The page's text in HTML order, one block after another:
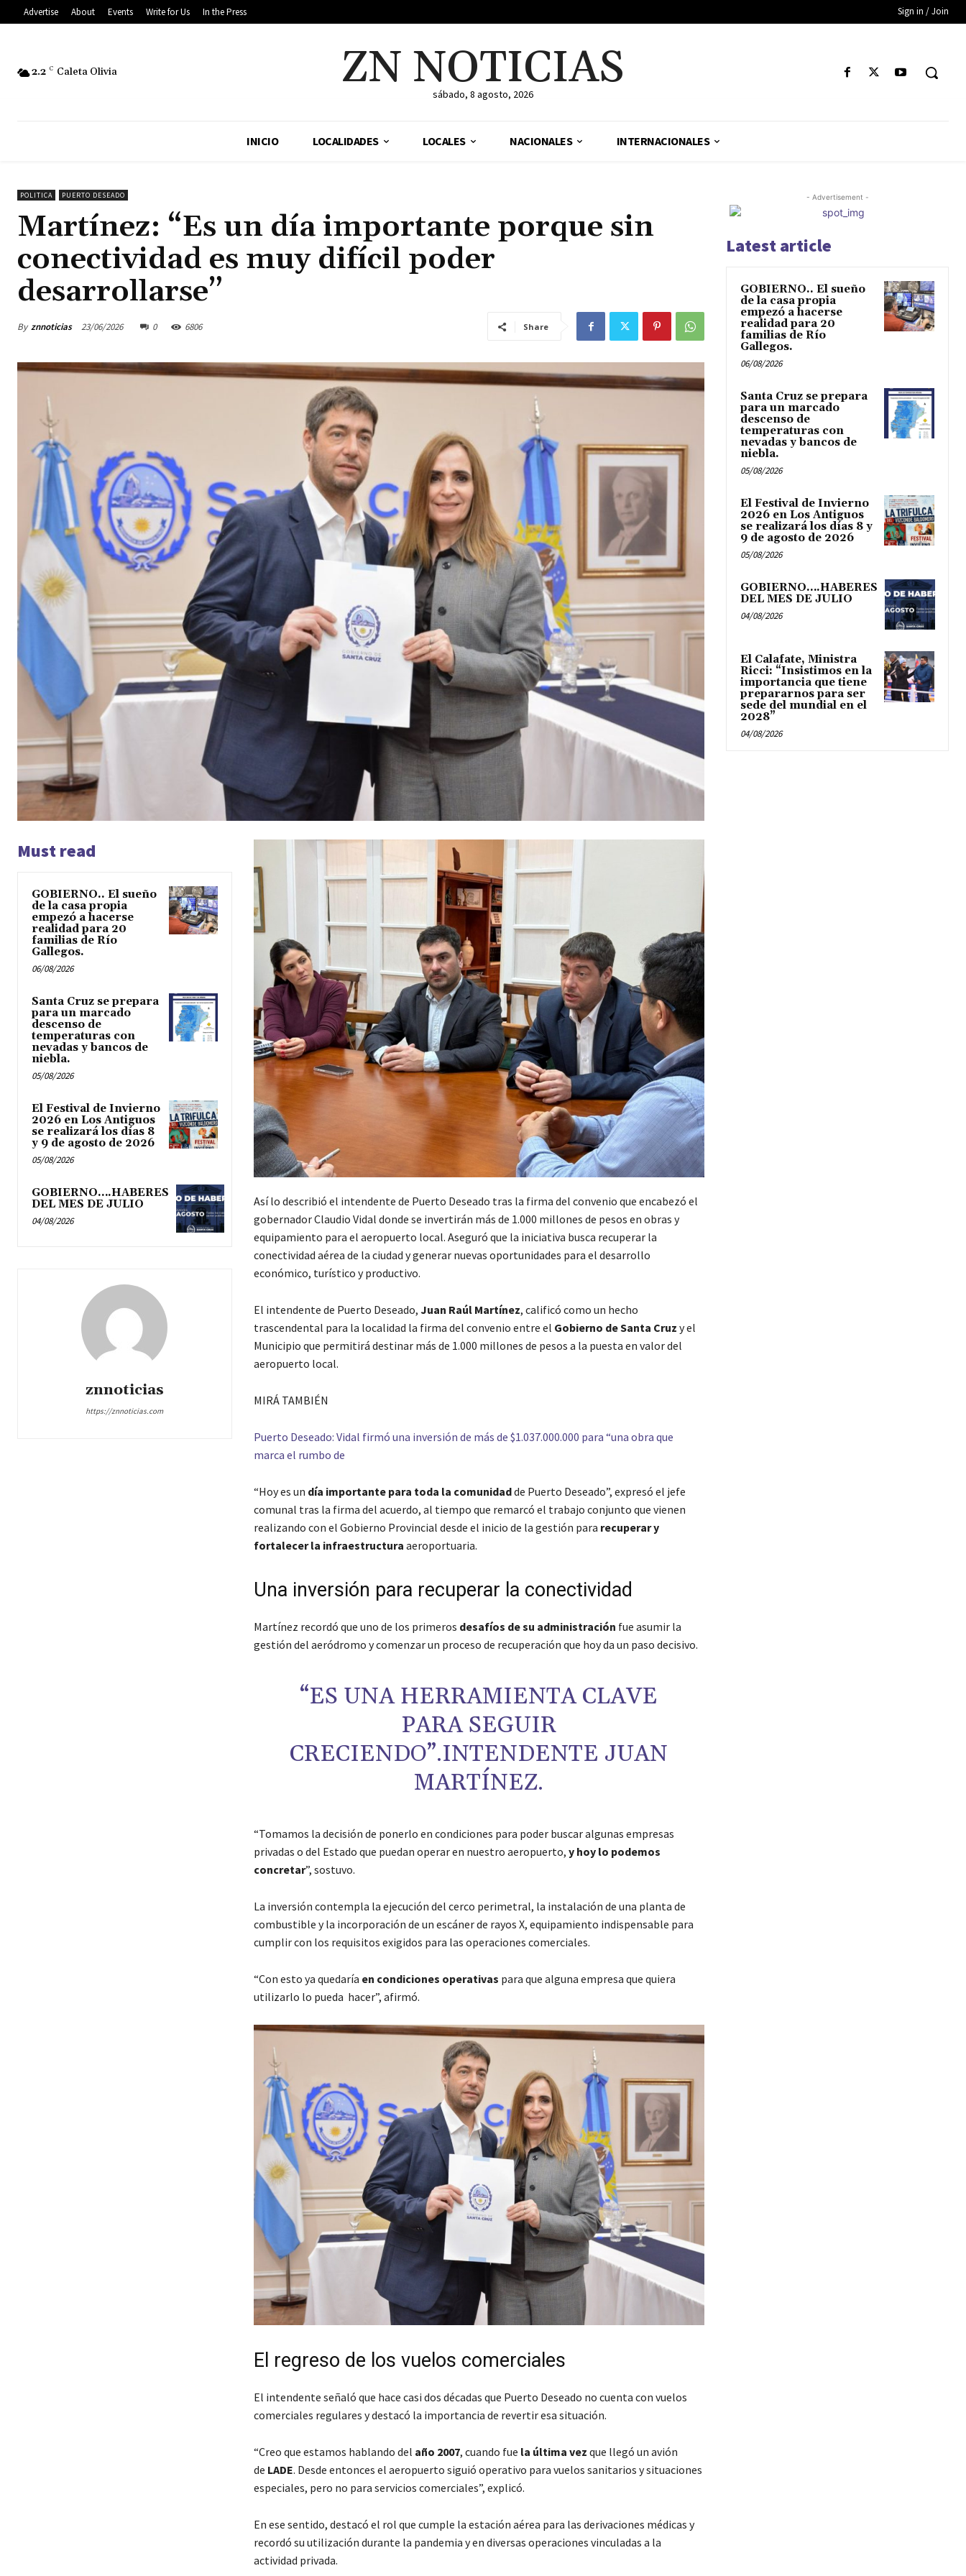
Advertise About Events Write for Us In the Press Sign in / Join
2.2 C Caleta Olivia ZN NOTICIAS
sábado, 8 agosto, 2026
INICIO LOCALIDADES LOCALES NACIONALES INTERNACIONALES
POLITICA PUERTO DESEADO
Martínez: “Es un día importante porque sin
conectividad es muy difícil poder
desarrollarse”
By znnoticias 23/06/2026 0 6806 Share
Must read
GOBIERNO.. El sueño
de la casa propia
empezó a hacerse
realidad para 20
familias de Río
Gallegos.
06/08/2026
Santa Cruz se prepara
para un marcado
descenso de
temperaturas con
nevadas y bancos de
niebla.
05/08/2026
El Festival de Invierno
2026 en Los Antiguos
se realizará los días 8
y 9 de agosto de 2026
05/08/2026
GOBIERNO….HABERES
DEL MES DE JULIO
04/08/2026
znnoticias
https://znnoticias.com
Así lo describió el intendente de Puerto Deseado tras la firma del convenio que encabezó el
gobernador Claudio Vidal donde se invertirán más de 1.000 millones de pesos en obras y
equipamiento para el aeropuerto local. Aseguró que la iniciativa busca recuperar la
conectividad aérea de la ciudad y generar nuevas oportunidades para el desarrollo
económico, turístico y productivo.
El intendente de Puerto Deseado, Juan Raúl Martínez, calificó como un hecho
trascendental para la localidad la firma del convenio entre el Gobierno de Santa Cruz y el
Municipio que permitirá destinar más de 1.000 millones de pesos a la puesta en valor del
aeropuerto local.
MIRÁ TAMBIÉN
Puerto Deseado: Vidal firmó una inversión de más de $1.037.000.000 para “una obra que
marca el rumbo de
“Hoy es un día importante para toda la comunidadde Puerto Deseado”, expresó el jefe
comunal tras la firma del acuerdo, al tiempo que remarcó el trabajo conjunto que vienen
realizando con el Gobierno Provincial desde el inicio de la gestión para recuperar y
fortalecer la infraestructura aeroportuaria.
Una inversión para recuperar la conectividad
Martínez recordó que uno de los primeros desafíos de su administración fue asumir la
gestión del aeródromo y comenzar un proceso de recuperación que hoy da un paso decisivo.
“ES UNA HERRAMIENTA CLAVE
PARA SEGUIR
CRECIENDO”.INTENDENTE JUAN
MARTÍNEZ.
“Tomamos la decisión de ponerlo en condiciones para poder buscar algunas empresas
privadas o del Estado que puedan operar en nuestro aeropuerto, y hoy lo podemos
concretar”, sostuvo.
La inversión contempla la ejecución del cerco perimetral, la instalación de una planta de
combustible y la incorporación de un escáner de rayos X, equipamiento indispensable para
cumplir con los requisitos exigidos para las operaciones comerciales.
“Con esto ya quedaría en condiciones operativas para que alguna empresa que quiera
utilizarlo lo pueda hacer”, afirmó.
El regreso de los vuelos comerciales
El intendente señaló que hace casi dos décadas que Puerto Deseado no cuenta con vuelos
comerciales regulares y destacó la importancia de revertir esa situación.
“Creo que estamos hablando del año 2007, cuando fue la última vez que llegó un avión
de LADE. Desde entonces el aeropuerto siguió operativo para vuelos sanitarios y situaciones
especiales, pero no para servicios comerciales”, explicó.
En ese sentido, destacó el rol que cumple la estación aérea para las derivaciones médicas y
recordó su utilización durante la pandemia y en diversas operaciones vinculadas a la
actividad privada.
- Advertisement -
Latest article
GOBIERNO.. El sueño
de la casa propia
empezó a hacerse
realidad para 20
familias de Río
Gallegos.
06/08/2026
Santa Cruz se prepara
para un marcado
descenso de
temperaturas con
nevadas y bancos de
niebla.
05/08/2026
El Festival de Invierno
2026 en Los Antiguos
se realizará los días 8 y
9 de agosto de 2026
05/08/2026
GOBIERNO….HABERES
DEL MES DE JULIO
04/08/2026
El Calafate, Ministra
Ricci: “Insistimos en la
importancia que tiene
prepararnos para ser
sede del mundial en el
2028”
04/08/2026